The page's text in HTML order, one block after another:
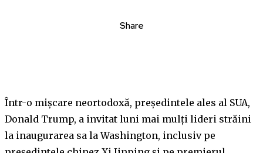
Share
Într-o mișcare neortodoxă, președintele ales al SUA,
Donald Trump, a invitat luni mai mulți lideri străini
la inaugurarea sa la Washington, inclusiv pe